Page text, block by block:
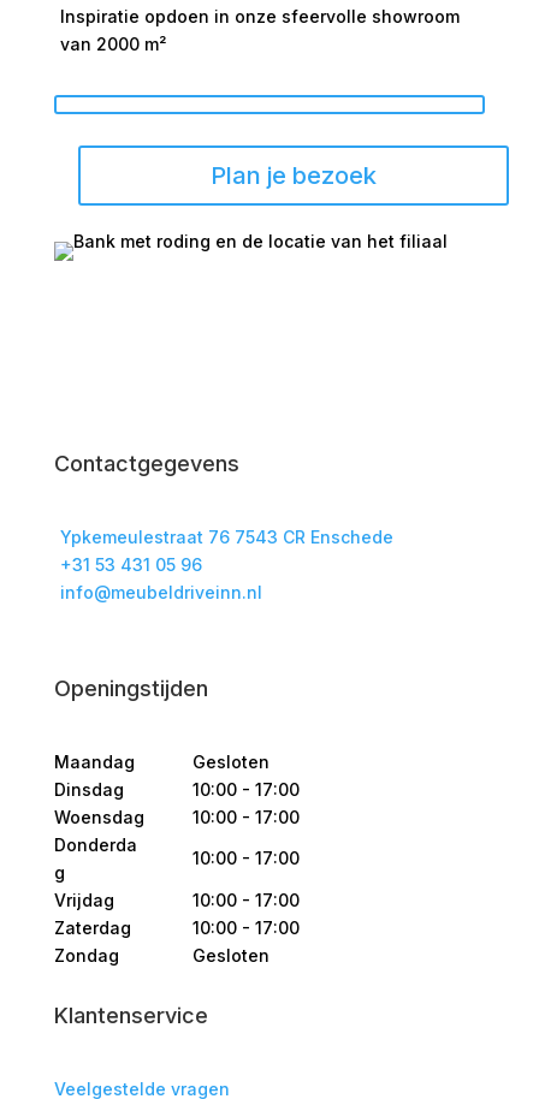
Inspiratie opdoen in onze sfeervolle showroom
van 2000 m²
Plan je bezoek
Contactgegevens
Ypkemeulestraat 76 7543 CR Enschede
+31 53 431 05 96
info@meubeldriveinn.nl
Openingstijden
Maandag
Gesloten
Dinsdag
10:00 - 17:00
Woensdag
10:00 - 17:00
Donderda
g
10:00 - 17:00
Vrijdag
10:00 - 17:00
Zaterdag
10:00 - 17:00
Zondag
Gesloten
Klantenservice
Veelgestelde vragen